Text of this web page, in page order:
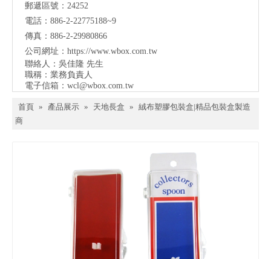
郵遞區號：24252
電話：886-2-22775188~9
傳真：886-2-29980866
公司網址： https://www.wbox.com.tw
聯絡人：吳佳隆 先生
職稱：業務負責人
電子信箱： wcl@wbox.com.tw
首頁 » 產品展示 » 天地長盒 » 絨布塑膠包裝盒|精品包裝盒製造
商